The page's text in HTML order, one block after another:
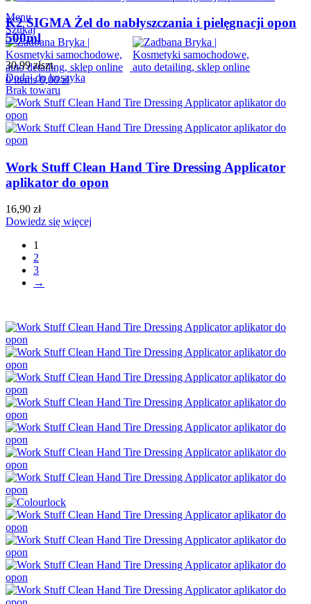
Menu
Szukaj
0items 0,00zł
K2 SIGMA Żel do nabłyszczania i pielęgnacji opon
500ml
30,99złszt.
Dodaj do koszyka
Brak towaru
Work Stuff Clean Hand Tire Dressing Applicator
aplikator do opon
16,90 zł
Dowiedz się więcej
1
2
3
→